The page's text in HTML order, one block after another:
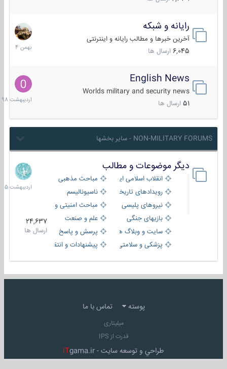
رایانه و شبکه
آخرین خبرها و مطالب رایانه و اینترنتی
6,045 ارسال ها
30
بهمن
1404
English News
Worlds military and security news
51 ارسال ها
10
1398
NON-MILITARY FORUMS - سایر بخشها
دیگر موضوعات و مطالب
انقلاب اسلامی ایران
مباحث مذهبی
رویدادهای تاریخی و مذهبیناسیونالیسم
نیروهای پلیسی
مباحث امنیتی و اطلاعاتی
بازیهای جنگی
علم و صنعت
سایت و وبلاگ ها
پرسش و پاسخ
پزشکی و سلامتی
پیشنهادات و انتقادات
24,637
ارسال ها
8
1405
پوسته تماس با ما
میلیتاری
قدرت از IPS
طراحي و توسعه سايت - iTgama.ir